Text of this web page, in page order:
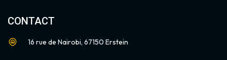
CONTACT
16 rue de Nairobi, 67150 Erstein